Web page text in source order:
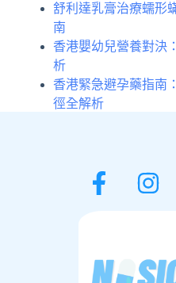
舒利達乳膏治療蠕形
南
香港嬰幼兒營養對決
析
香港緊急避孕藥指南
徑全解析